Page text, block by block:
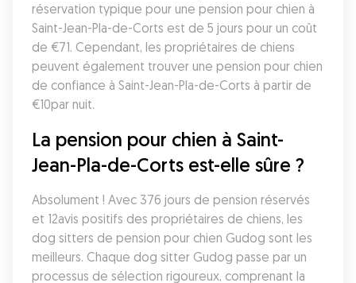
réservation typique pour une pension pour chien à
Saint-Jean-Pla-de-Corts est de 5 jours pour un coût
de €71. Cependant, les propriétaires de chiens
peuvent également trouver une pension pour chien
de confiance à Saint-Jean-Pla-de-Corts à partir de
€10par nuit.
La pension pour chien à Saint-
Jean-Pla-de-Corts est-elle sûre ?
Absolument ! Avec 376 jours de pension réservés
et 12avis positifs des propriétaires de chiens, les
dog sitters de pension pour chien Gudog sont les
meilleurs. Chaque dog sitter Gudog passe par un
processus de sélection rigoureux, comprenant la